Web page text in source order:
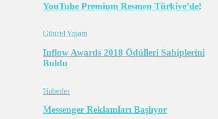
YouTube Premium Resmen Türkiye’de!
Güncel Yaşam
Inflow Awards 2018 Ödülleri Sahiplerini
Buldu
Haberler
Messenger Reklamları Başlıyor